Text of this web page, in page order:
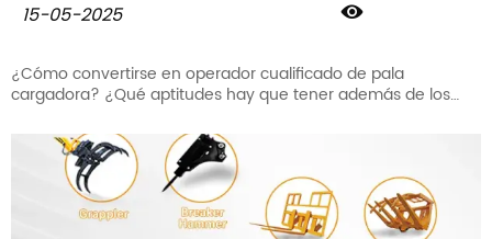
15-05-2025

¿Cómo convertirse en operador cualificado de pala
cargadora? ¿Qué aptitudes hay que tener además de los